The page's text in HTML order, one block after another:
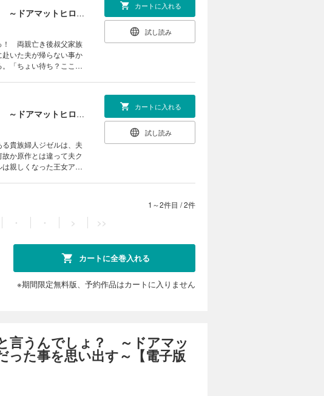
わかっていますよ旦那さま。どうせ「愛する人ができた」と言うんでしょ？ ～ドアマットヒロイン、頭をぶつけた拍子に前世が大阪のオバチャンだった事を思い出す～【電子版限定書き下ろしSS付】
！ 両親亡き後叔父家族
いた夫が帰らない事か
「ちょい待ち？ここっ
言われるんだから、も
ドアマットやっちゅー
カートに入れる
試し読み
わかっていますよ旦那さま。どうせ「愛する人ができた」と言うんでしょ？ ～ドアマットヒロイン、頭をぶつけた拍子に前世が大阪のオバチャンだった事を思い出す～【電子版限定書き下ろしSS付】 2巻
貴族婦人ジゼルは、夫
か原作とは違って夫ク
親しくなった王女アイ
カートに入れる
試し読み
1～2件目 /2件
・ ・ > >>
カートに全巻入れる
※期間限定無料版、予約作品はカートに入りません
言うんでしょ？ ～ドアマッ
った事を思い出す～【電子版